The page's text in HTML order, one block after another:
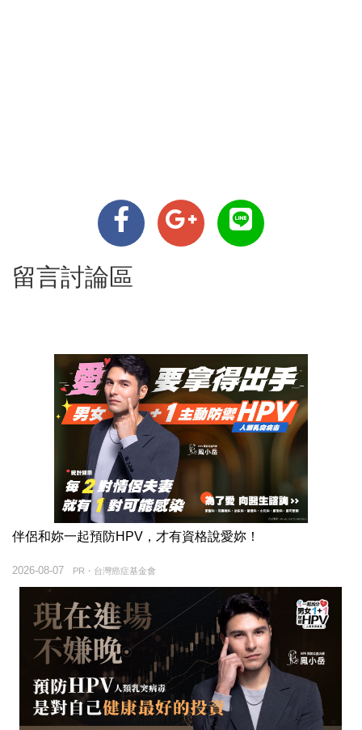
留言討論區
伴侶和妳一起預防HPV，才有資格說愛妳！
PR・台灣癌症基金會
2026-08-07